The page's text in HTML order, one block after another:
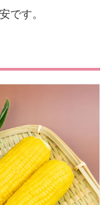
です。